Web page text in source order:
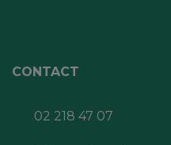
CONTACT
02 218 47 07